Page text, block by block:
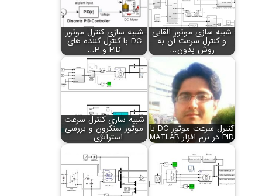
شبیه سازی موتور القایی
و کنترل سرعت آن به
روش بدون…
شبیه سازی کنترل موتور
DC با کنترل کننده های
PID و P…
کنترل سرعت موتور DC با
PID در نرم افزار MATLAB
شبیه سازی کنترل سرعت
موتور سنکرون و بررسی
استراتژی…